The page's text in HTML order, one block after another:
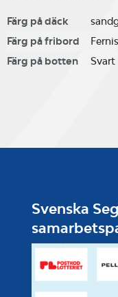
Färg på däck
Färg på fribord
Färg på botten
Svart
Svenska